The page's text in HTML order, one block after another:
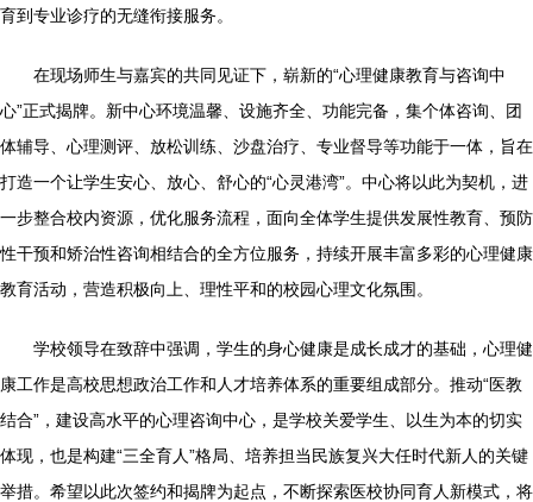
育到专业诊疗的无缝衔接服务。
在现场师生与嘉宾的共同见证下，崭新的“心理健康教育与咨询中
心”正式揭牌。新中心环境温馨、设施齐全、功能完备，集个体咨询、团
体辅导、心理测评、放松训练、沙盘治疗、专业督导等功能于一体，旨在
打造一个让学生安心、放心、舒心的“心灵港湾”。中心将以此为契机，进
一步整合校内资源，优化服务流程，面向全体学生提供发展性教育、预防
性干预和矫治性咨询相结合的全方位服务，持续开展丰富多彩的心理健康
教育活动，营造积极向上、理性平和的校园心理文化氛围。
学校领导在致辞中强调，学生的身心健康是成长成才的基础，心理健
康工作是高校思想政治工作和人才培养体系的重要组成部分。推动“医教
结合”，建设高水平的心理咨询中心，是学校关爱学生、以生为本的切实
体现，也是构建“三全育人”格局、培养担当民族复兴大任时代新人的关键
举措。希望以此次签约和揭牌为起点，不断探索医校协同育人新模式，将